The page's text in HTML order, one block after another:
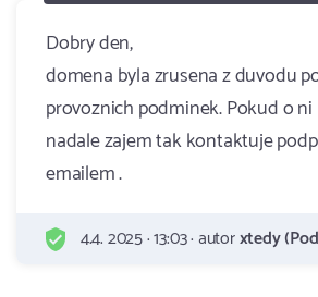
Dobry den,
domena byla zrusena z duvodu
provoznich podminek. Pokud o
nadale zajem tak kontaktuje
emailem .
4.4. 2025 · 13:03 · autorxtedy